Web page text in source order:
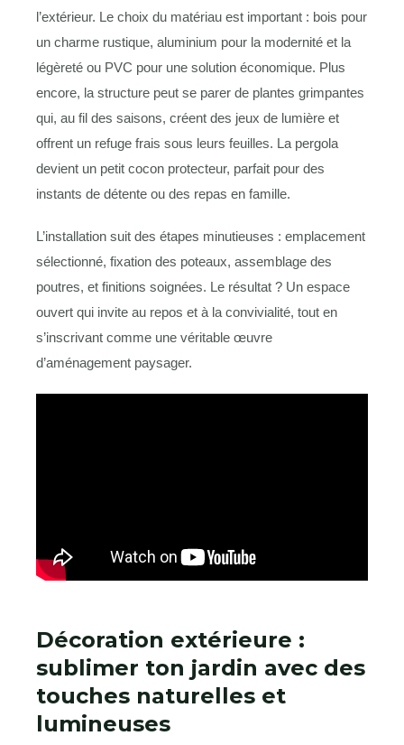
l’extérieur. Le choix du matériau est important : bois pour
un charme rustique, aluminium pour la modernité et la
légèreté ou PVC pour une solution économique. Plus
encore, la structure peut se parer de plantes grimpantes
qui, au fil des saisons, créent des jeux de lumière et
offrent un refuge frais sous leurs feuilles. La pergola
devient un petit cocon protecteur, parfait pour des
instants de détente ou des repas en famille.
L’installation suit des étapes minutieuses : emplacement
sélectionné, fixation des poteaux, assemblage des
poutres, et finitions soignées. Le résultat ? Un espace
ouvert qui invite au repos et à la convivialité, tout en
s’inscrivant comme une véritable œuvre
d’aménagement paysager.
Décoration extérieure :
sublimer ton jardin avec des
touches naturelles et
lumineuses